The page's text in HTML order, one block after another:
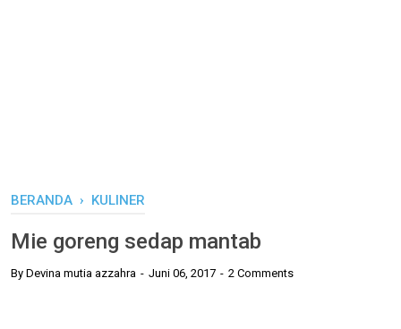
BERANDA › KULINER
Mie goreng sedap mantab
By Devina mutia azzahra Juni 06, 2017 2 Comments